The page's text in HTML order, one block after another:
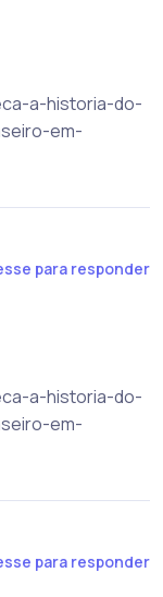
a-historia-do-
em-
para responder
a-historia-do-
em-
para responder